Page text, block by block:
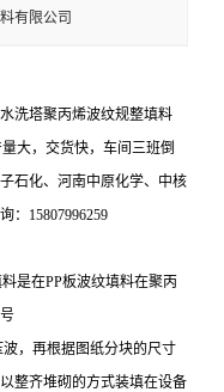
有限公司
洗塔聚丙烯波纹规整填料
大，交货快，车间三班倒
石化、河南中原化学、中核
：15807996259
是在PP板波纹填料在聚丙
波，再根据图纸分块的尺寸
以整齐堆砌的方式装填在设备